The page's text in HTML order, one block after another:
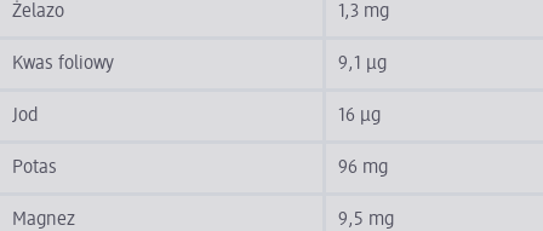
Żelazo 1,3 mg
Kwas foliowy 9,1 µg
Jod 16 µg
Potas 96 mg
Magnez 9,5 mg